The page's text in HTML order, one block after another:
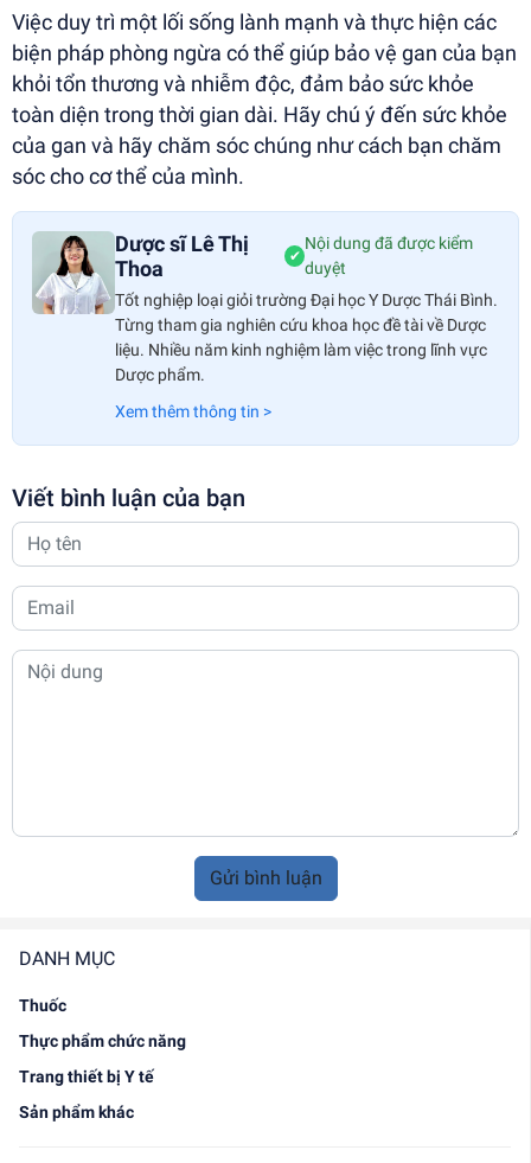
DANH MỤC
Thuốc
Thực phẩm chức năng
Trang thiết bị Y tế
Sản phẩm khác
Việc duy trì một lối sống lành mạnh và thực hiện các
biện pháp phòng ngừa có thể giúp bảo vệ gan của bạn
khỏi tổn thương và nhiễm độc, đảm bảo sức khỏe
toàn diện trong thời gian dài. Hãy chú ý đến sức khỏe
của gan và hãy chăm sóc chúng như cách bạn chăm
sóc cho cơ thể của mình.
Dược sĩ Lê Thị
Thoa
✔
Nội dung đã được kiểm
duyệt
Tốt nghiệp loại giỏi trường Đại học Y Dược Thái Bình.
Từng tham gia nghiên cứu khoa học đề tài về Dược
liệu. Nhiều năm kinh nghiệm làm việc trong lĩnh vực
Dược phẩm.
Xem thêm thông tin >
Viết bình luận của bạn
Gửi bình luận